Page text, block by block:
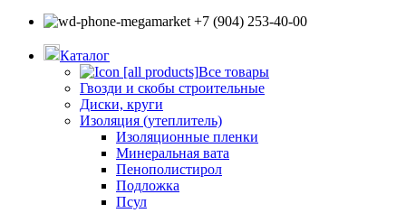
+7 (904) 253-40-00
Каталог
Все товары
Гвозди и скобы строительные
Диски, круги
Изоляция (утеплитель)
Изоляционные пленки
Минеральная вата
Пенополистирол
Подложка
Псул